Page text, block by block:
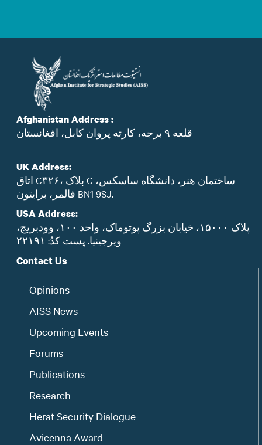
Afghanistan Address :
قلعه ۹ برجه، کارته پروان کابل، افغانستان
UK Address:
اتاق C۳۲۶، بلاک C ساختمان هنر، دانشگاه ساسکس،
فالمر، برایتون BN1 9SJ.
USA Address:
پلاک ۱۵۰۰۰، خیابان بزرگ پوتوماک، واحد ۱۰۰، وودبریج،
ویرجینیا. پست‌ کدُ: ۲۲۱۹۱
Contact Us
Opinions
AISS News
Upcoming Events
Forums
Publications
Research
Herat Security Dialogue
Avicenna Award